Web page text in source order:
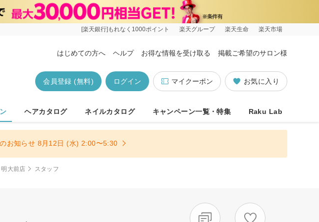
[楽天銀行]もれなく1000ポイント 楽天グループ 楽天生命 楽天市場
はじめての方へ ヘルプ お得な情報を受け取る 掲載ご希望のサロン様
お気に入り
マイクーポン
ログイン
会員登録 (無料)
ヘアカタログ ネイルカタログ キャンペーン一覧・特集 Raku Lab
お知らせ 8月12日 (水) 2:00〜5:30
大前店 スタッフ